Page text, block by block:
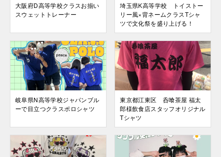
大阪府D高等学校クラスお揃い
スウェットトレーナー
埼玉県K高等学校 トイストー
リー風×背ネームクラスTシャ
ツで文化祭を盛り上げる！
岐阜県N高等学校ジャパンブル
ーで目立つクラスポロシャツ
東京都江東区 呑喰茶屋 福太
郎様飲食店スタッフオリジナル
Tシャツ